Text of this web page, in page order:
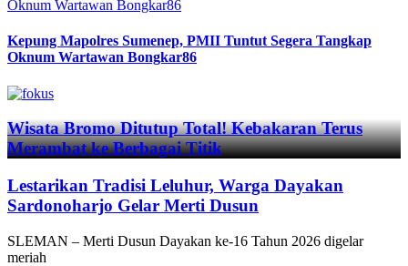
Kepung Mapolres Sumenep, PMII Tuntut Segera Tangkap
Oknum Wartawan Bongkar86
Previous
Next
Wisata Bromo Ditutup Total! Kebakaran Terus
Merambat ke Berbagai Titik
Lestarikan Tradisi Leluhur, Warga Dayakan
Sardonoharjo Gelar Merti Dusun
SLEMAN – Merti Dusun Dayakan ke-16 Tahun 2026 digelar
meriah